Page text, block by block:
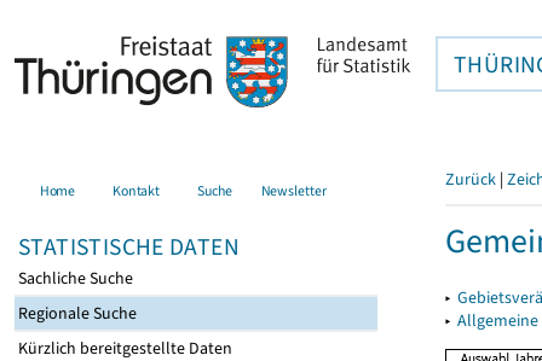
Home Kontakt Suche Newsletter
STATISTISCHE DATEN
Sachliche Suche
Regionale Suche
Kürzlich bereitgestellte Daten
Zurück |
▸
▸